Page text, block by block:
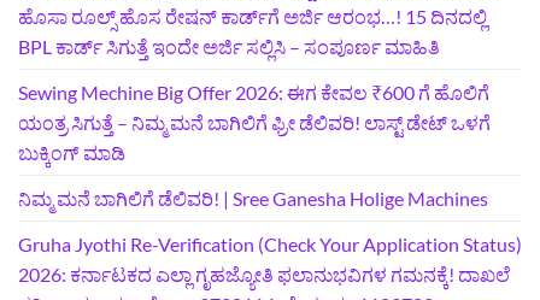
ಹೊಸಾ ರೂಲ್ಸ್ ಹೊಸ ರೇಷನ್ ಕಾರ್ಡ್‌ಗೆ ಅರ್ಜಿ ಆರಂಭ…! 15 ದಿನದಲ್ಲಿ
BPL ಕಾರ್ಡ್ ಸಿಗುತ್ತೆ ಇಂದೇ ಅರ್ಜಿ ಸಲ್ಲಿಸಿ – ಸಂಪೂರ್ಣ ಮಾಹಿತಿ
Sewing Mechine Big Offer 2026: ಈಗ ಕೇವಲ ₹600 ಗೆ ಹೊಲಿಗೆ
ಯಂತ್ರ ಸಿಗುತ್ತೆ – ನಿಮ್ಮ ಮನೆ ಬಾಗಿಲಿಗೆ‍ ಫ್ರೀ ಡೆಲಿವರಿ! ಲಾಸ್ಟ್‌ ಡೇಟ್‌ ಒಳಗೆ
ಬುಕ್ಕಿಂಗ್‌ ಮಾಡಿ
ನಿಮ್ಮ ಮನೆ ಬಾಗಿಲಿಗೆ ಡೆಲಿವರಿ! | Sree Ganesha Holige Machines
Gruha Jyothi Re-Verification (Check Your Application Status)
2026: ಕರ್ನಾಟಕದ ಎಲ್ಲಾ ಗೃಹಜ್ಯೋತಿ ಫಲಾನುಭವಿಗಳ ಗಮನಕ್ಕೆ! ದಾಖಲೆ